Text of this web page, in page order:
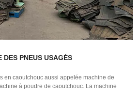
DES PNEUS USAGÉS
en caoutchouc aussi appelée machine de
à poudre de caoutchouc. La machine